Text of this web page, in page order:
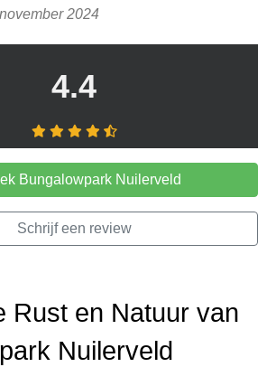
2024
4.4
Bungalowpark Nuilerveld
Schrijf een review
Rust en Natuur van
Nuilerveld